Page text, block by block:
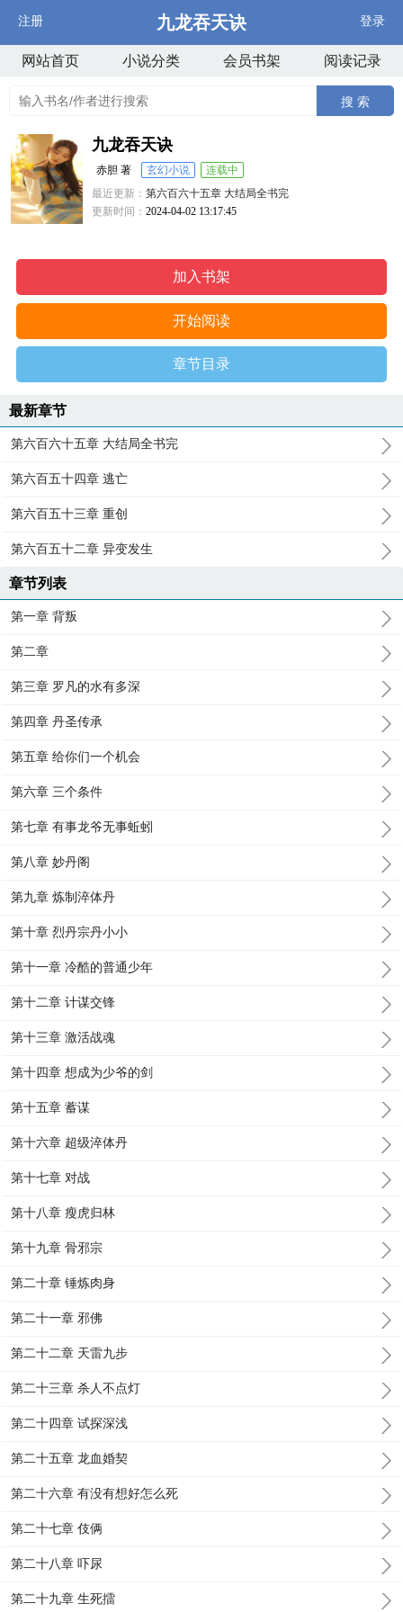
注册 九龙吞天诀 登录
网站首页 小说分类 会员书架 阅读记录
搜 索
九龙吞天诀
赤胆 著 玄幻小说
连载中
最近更新：第六百六十五章 大结局全书完
更新时间：2024-04-02 13:17:45
加入书架
开始阅读
章节目录
最新章节
第六百六十五章 大结局全书完
第六百五十四章 逃亡
第六百五十三章 重创
第六百五十二章 异变发生
章节列表
第一章 背叛
第二章
第三章 罗凡的水有多深
第四章 丹圣传承
第五章 给你们一个机会
第六章 三个条件
第七章 有事龙爷无事蚯蚓
第八章 妙丹阁
第九章 炼制淬体丹
第十章 烈丹宗丹小小
第十一章 冷酷的普通少年
第十二章 计谋交锋
第十三章 激活战魂
第十四章 想成为少爷的剑
第十五章 蓄谋
第十六章 超级淬体丹
第十七章 对战
第十八章 瘦虎归林
第十九章 骨邪宗
第二十章 锤炼肉身
第二十一章 邪佛
第二十二章 天雷九步
第二十三章 杀人不点灯
第二十四章 试探深浅
第二十五章 龙血婚契
第二十六章 有没有想好怎么死
第二十七章 伎俩
第二十八章 吓尿
第二十九章 生死擂